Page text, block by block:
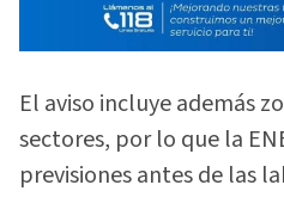
El aviso incluye además
sectores, por lo que la
previsiones antes de las